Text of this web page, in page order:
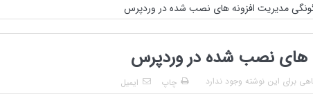
مدیریت افزونه های نصب شده در وردپرس
های نصب شده در وردپرس
برای این نوشته وجود ندارد چاپ ایمیل